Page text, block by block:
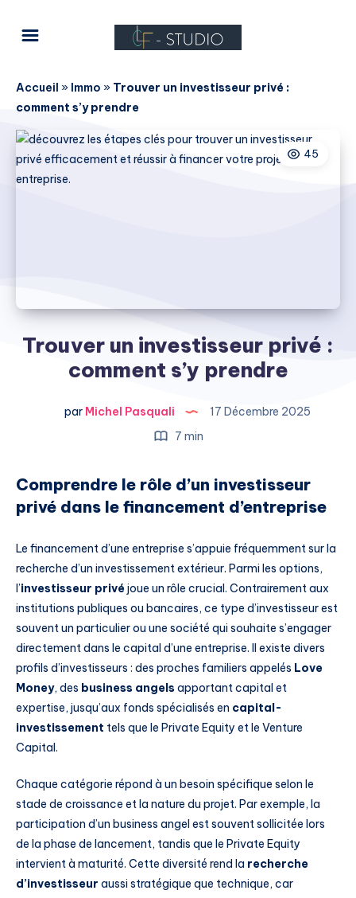
Accueil » Immo » Trouver un investisseur privé :
comment s’y prendre
45
Trouver un investisseur privé :
comment s’y prendre
parMichel Pasquali
17 Décembre 2025
7 min
Comprendre le rôle d’un investisseur
privé dans le financement d’entreprise
Le financement d’une entreprise s’appuie fréquemment sur la
recherche d’un investissement extérieur. Parmi les options,
l’investisseur privéjoue un rôle crucial. Contrairement aux
institutions publiques ou bancaires, ce type d’investisseur est
souvent un particulier ou une société qui souhaite s’engager
directement dans le capital d’une entreprise. Il existe divers
profils d’investisseurs : des proches familiers appelés Love
Money, des business angels apportant capital et
expertise, jusqu’aux fonds spécialisés en capital-
investissement tels que le Private Equity et le Venture
Capital.
Chaque catégorie répond à un besoin spécifique selon le
stade de croissance et la nature du projet. Par exemple, la
participation d’un business angel est souvent sollicitée lors
de la phase de lancement, tandis que le Private Equity
intervient à maturité. Cette diversité rend la recherche
d’investisseur aussi stratégique que technique, car